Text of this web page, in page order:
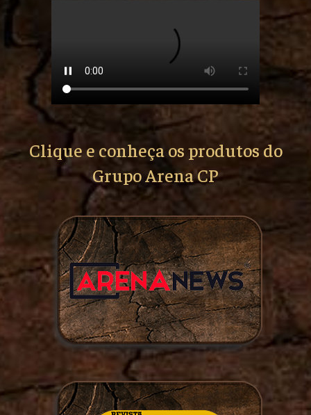
Clique e conheça os produtos do
Grupo Arena CP